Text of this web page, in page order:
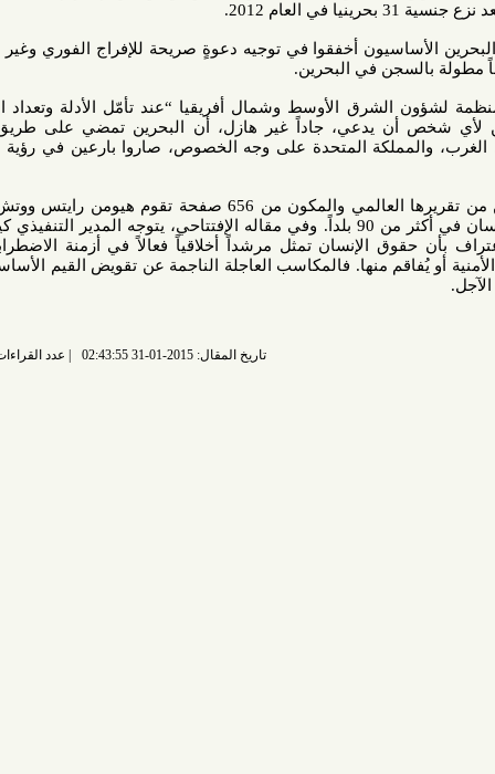
أخفقوا في توجيه دعوةٍ صريحة للإفراج الفوري وغير المشروط
الأوسط وشمال أفريقيا “عند تأمّل الأدلة وتعداد الانتهاكات،
يدعي، جاداً غير هازل، أن البحرين تمضي على طريق الإصلاح.
المتحدة على وجه الخصوص، صاروا بارعين في رؤية ما يريدون
وفي النسخة الخامسة والعشرين من تقريرها العالمي والمكون من 656 صفحة تقوم هيومن رايتس ووتش بمراجعة
الممارسات المتعلقة بحقوق الإنسان في أكثر من 90 بلداً. وفي مقاله الإفتتاحي، يتوجه المدير التنفيذي كينيث روث
الإنسان تمثل مرشداً أخلاقياً فعالاً في أزمنة الاضطرابات، وبأن
منها. فالمكاسب العاجلة الناجمة عن تقويض القيم الأساسية للحرية
عدد القراءات: 6516 قراءة |